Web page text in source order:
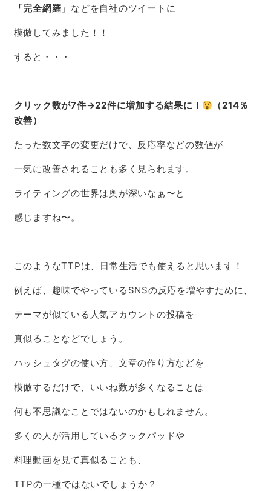
「完全網羅」 などを自社のツイートに
模倣してみました！！
すると・・・
クリック数が7件→22件に増加する結果に！
（214％
改善）
たった数文字の変更だけで、反応率などの数値が
一気に改善されることも多く見られます。
ライティングの世界は奥が深いなぁ〜と
感じますね〜。
このようなTTPは、日常生活でも使えると思います！
例えば、趣味でやっているSNSの反応を増やすために、
テーマが似ている人気アカウントの投稿を
真似ることなどでしょう。
ハッシュタグの使い方、文章の作り方などを
模倣するだけで、いいね数が多くなることは
何も不思議なことではないのかもしれません。
多くの人が活用しているクックパッドや
料理動画を見て真似ることも、
TTPの一種ではないでしょうか？